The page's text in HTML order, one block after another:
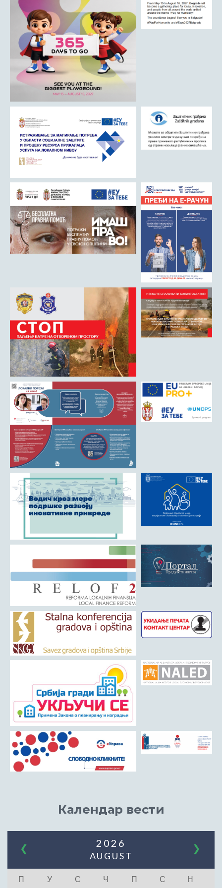
ДРУШТВО
Образовање
Здравствена заштита
Културни живот
Социјална заштита
Спорт
Удружењa
Државна управа и администрација
ГАЛЕРИЈА
Љубовија
Љубовија некад
Природа у Азбуковици
ВЕСТИ
ТУРИЗАМ
Соко град
Римски мост
Кањон Трешњице
Мали и Велики град
Манастир Свете Тројице
Црква Светог Преображења
Црква Св. апостола Петра и Павла
Црква брвнара у Доњој Оровици
Дрина
Врхпоље - Етно село
Бобија
КОНТАКТ
Општина Љубовија
Установе од јавног значаја
АКТИ
Матична служба
Урбанизам и грађевинарство
Борачко-инвалидска заштита
Друштвена брига о деци
Служба за пољопривреду, водопривреду и заштиту животне
средине
Бирачки списак
Календар вести
❮ ❯
2026
AUGUST
П У С Ч П С Н